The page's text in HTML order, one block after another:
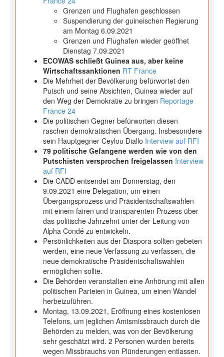
Grenzen und Flughafen geschlossen
Suspendierung der guineischen Regierung
am Montag 6.09.2021
Grenzen und Flughafen wieder geöffnet
Dienstag 7.09.2021
ECOWAS schließt Guinea aus, aber keine
Wirtschaftssanktionen RT France
Die Mehrheit der Bevölkerung befürwortet den
Putsch und seine Absichten, Guinea wieder auf
den Weg der Demokratie zu bringen Reportage
France 24
Die politischen Gegner befürworten diesen
raschen demokratischen Übergang. Insbesondere
sein Hauptgegner Ceylou Diallo Interview auf RFI
79 politische Gefangene werden wie von den
Putschisten versprochen freigelassen Interview
auf RFI
Die CADD entsendet am Donnerstag, den
9.09.2021 eine Delegation, um einen
Übergangsprozess und Präsidentschaftswahlen
mit einem fairen und transparenten Prozess über
das politische Jahrzehnt unter der Leitung von
Alpha Condé zu entwickeln.
Persönlichkeiten aus der Diaspora sollten gebeten
werden, eine neue Verfassung zu verfassen, die
neue demokratische Präsidentschaftswahlen
ermöglichen sollte.
Die Behörden veranstalten eine Anhörung mit allen
politischen Parteien in Guinea, um einen Wandel
herbeizuführen.
Montag, 13.09.2021, Eröffnung eines kostenlosen
Telefons, um jeglichen Amtsmissbrauch durch die
Behörden zu melden, was von der Bevölkerung
sehr geschätzt wird. 2 Personen wurden bereits
wegen Missbrauchs von Plünderungen entlassen.